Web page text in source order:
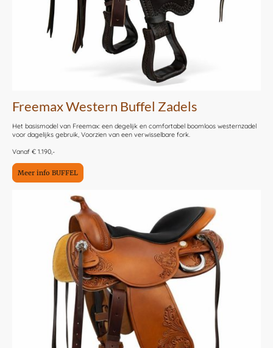
Freemax Western Buffel Zadels
Het basismodel van Freemax: een degelijk en comfortabel boomloos westernzadel
voor dagelijks gebruik, Voorzien van een verwisselbare fork.
Vanaf € 1.190,-
Meer info BUFFEL